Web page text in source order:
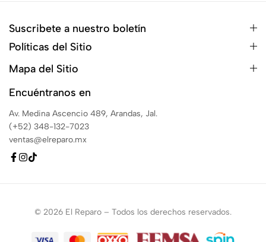
Suscribete a nuestro boletín
Políticas del Sitio
Mapa del Sitio
Encuéntranos en
Av. Medina Ascencio 489, Arandas, Jal.
(+52) 348-132-7023
ventas@elreparo.mx
© 2026 El Reparo – Todos los derechos reservados.